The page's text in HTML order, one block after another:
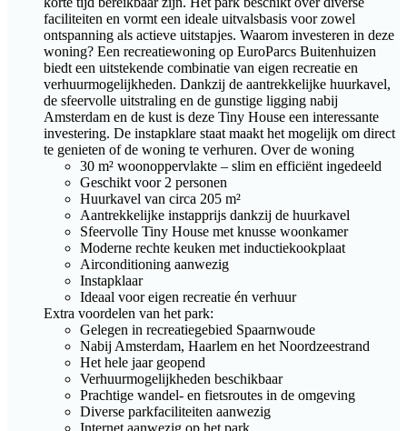
faciliteiten en vormt een ideale uitvalsbasis voor zowel
ontspanning als actieve uitstapjes. Waarom investeren in deze
woning? Een recreatiewoning op EuroParcs Buitenhuizen
biedt een uitstekende combinatie van eigen recreatie en
verhuurmogelijkheden. Dankzij de aantrekkelijke huurkavel,
de sfeervolle uitstraling en de gunstige ligging nabij
Amsterdam en de kust is deze Tiny House een interessante
investering. De instapklare staat maakt het mogelijk om direct
te genieten of de woning te verhuren. Over de woning
30 m² woonoppervlakte – slim en efficiënt ingedeeld
Geschikt voor 2 personen
Huurkavel van circa 205 m²
Aantrekkelijke instapprijs dankzij de huurkavel
Sfeervolle Tiny House met knusse woonkamer
Moderne rechte keuken met inductiekookplaat
Airconditioning aanwezig
Instapklaar
Ideaal voor eigen recreatie én verhuur
Extra voordelen van het park:
Gelegen in recreatiegebied Spaarnwoude
Nabij Amsterdam, Haarlem en het Noordzeestrand
Het hele jaar geopend
Verhuurmogelijkheden beschikbaar
Prachtige wandel- en fietsroutes in de omgeving
Diverse parkfaciliteiten aanwezig
Internet aanwezig op het park